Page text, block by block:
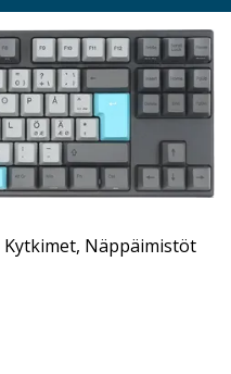
Kytkimet, Näppäimistöt